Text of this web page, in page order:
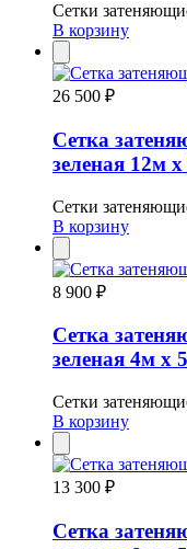
Сетки
В корзину
26 500 ₽
Сетка
зеленая 12м
Сетки
В корзину
8 900 ₽
Сетка
зеленая 4м х
Сетки
В корзину
13 300 ₽
Сетка